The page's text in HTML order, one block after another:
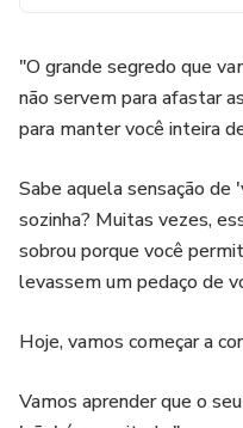
"O grande segredo que
não servem para afastar
para manter você inteira
Sabe aquela sensação de
sozinha? Muitas vezes,
sobrou porque você
levassem um pedaço de
Hoje, vamos começar a
Vamos aprender que o